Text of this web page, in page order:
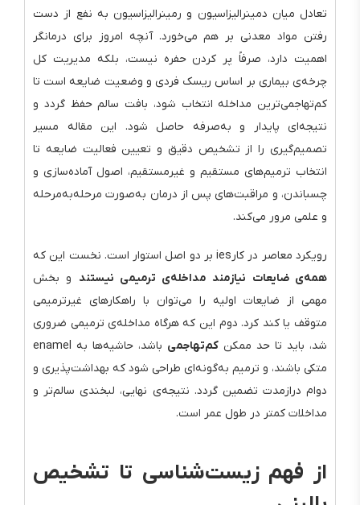
تعادل میان دمینرالیزاسیون و رمینرالیزاسیون به نفع از دست
رفتن مواد معدنی بر هم می‌خورد. آنچه امروز برای درمانگر
اهمیت دارد، صرفاً پر کردن حفره نیست، بلکه مدیریت کل
چرخه‌ی بیماری بر اساس ریسک فردی و وضعیت ضایعه است تا
کم‌تهاجمی‌ترین مداخله انتخاب شود، بافت سالم حفظ گردد و
نتیجه‌ای پایدار و به‌صرفه حاصل شود. این مقاله مسیر
تصمیم‌گیری را از تشخیص دقیق و تعیین فعالیت ضایعه تا
انتخاب ترمیم‌های مستقیم و غیرمستقیم، اصول آماده‌سازی و
چسباندن، و مراقبت‌های پس از درمان به‌صورت مرحله‌به‌مرحله
و علمی مرور می‌کند.
رویکرد معاصر در کارies بر دو اصل استوار است. نخست این که
همه‌ی ضایعات نیازمند مداخله‌ی ترمیمی نیستند و بخش
مهمی از ضایعات اولیه را می‌توان با راهکارهای غیرترمیمی
متوقف یا کند کرد. دوم این که هرگاه مداخله‌ی ترمیمی ضروری
شد، باید تا حد ممکن کم‌تهاجمی
باشد، حاشیه‌ها به enamel
متکی باشند، و ترمیم به‌گونه‌ای طراحی شود که بهداشت‌پذیری و
دوام درازمدت تضمین گردد. نتیجه‌ی نهایی، لبخندی سالم‌تر و
مداخلات کمتر در طول عمر است.
از فهم زیست‌شناسی تا تشخیص